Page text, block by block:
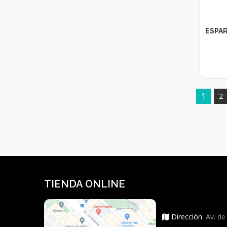
1 2
TIENDA ONLINE
Dirección: Av.